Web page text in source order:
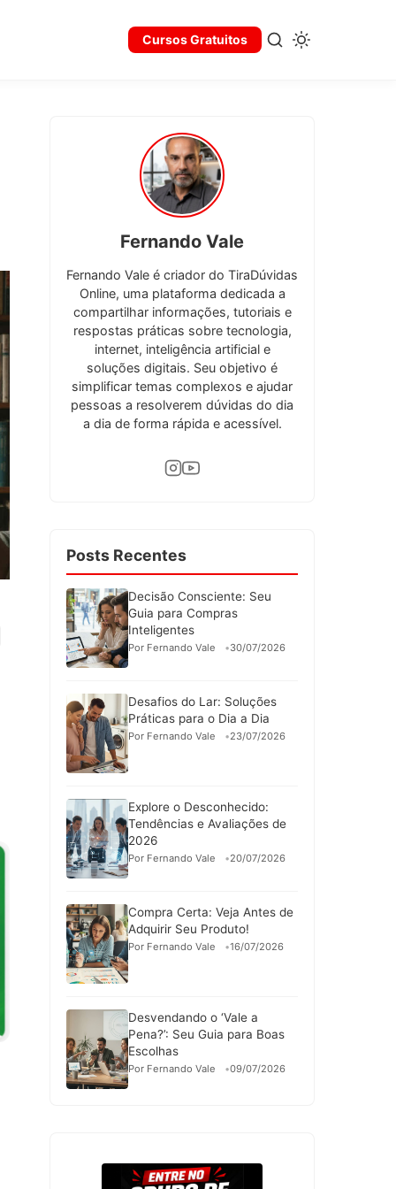
Cursos Gratuitos
Fernando Vale
Fernando Vale é criador do TiraDúvidas
Online, uma plataforma dedicada a
compartilhar informações, tutoriais e
respostas práticas sobre tecnologia,
internet, inteligência artificial e
soluções digitais. Seu objetivo é
simplificar temas complexos e ajudar
pessoas a resolverem dúvidas do dia
a dia de forma rápida e acessível.
Posts Recentes
Decisão Consciente: Seu
Guia para Compras
Inteligentes
Por Fernando Vale 30/07/2026
Desafios do Lar: Soluções
Práticas para o Dia a Dia
Por Fernando Vale 23/07/2026
Explore o Desconhecido:
Tendências e Avaliações de
2026
Por Fernando Vale 20/07/2026
Compra Certa: Veja Antes de
Adquirir Seu Produto!
Por Fernando Vale 16/07/2026
Desvendando o ‘Vale a
Pena?’: Seu Guia para Boas
Escolhas
Por Fernando Vale 09/07/2026